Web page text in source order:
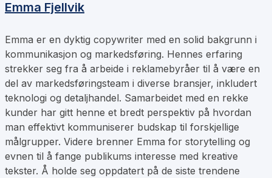
Emma Fjellvik
Emma er en dyktig copywriter med en solid bakgrunn i
kommunikasjon og markedsføring. Hennes erfaring
strekker seg fra å arbeide i reklamebyråer til å være en
del av markedsføringsteam i diverse bransjer, inkludert
teknologi og detaljhandel. Samarbeidet med en rekke
kunder har gitt henne et bredt perspektiv på hvordan
man effektivt kommuniserer budskap til forskjellige
målgrupper. Videre brenner Emma for storytelling og
evnen til å fange publikums interesse med kreative
tekster. Å holde seg oppdatert på de siste trendene